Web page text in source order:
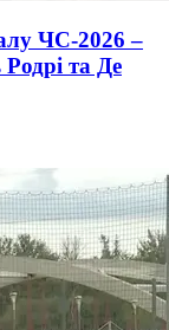
ЧС-2026 –
та Де